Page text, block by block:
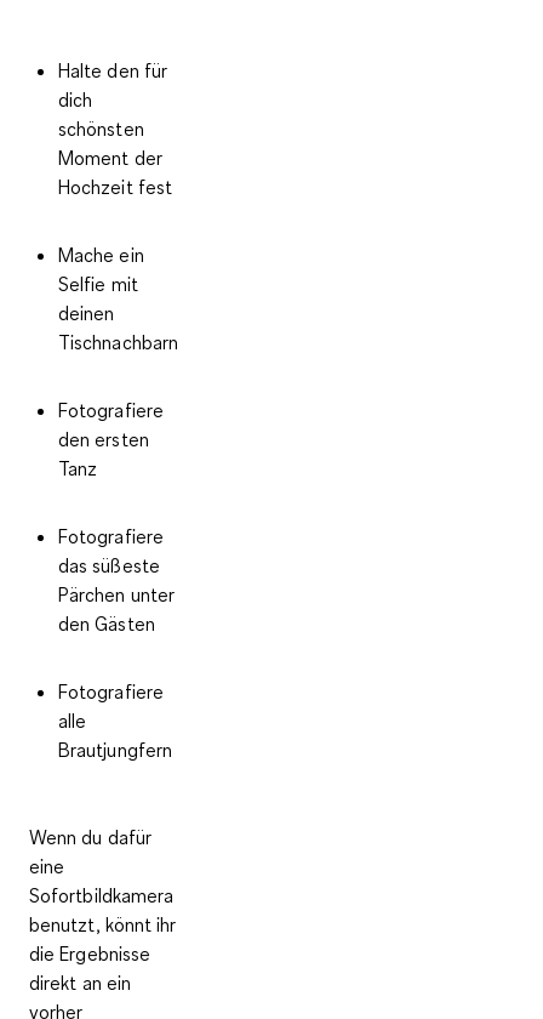
Halte den für
dich
schönsten
Moment der
Hochzeit fest
Mache ein
Selfie mit
deinen
Tischnachbarn
Fotografiere
den ersten
Tanz
Fotografiere
das süßeste
Pärchen unter
den Gästen
Fotografiere
alle
Brautjungfern
Wenn du dafür
eine
Sofortbildkamera
benutzt, könnt ihr
die Ergebnisse
direkt an ein
vorher